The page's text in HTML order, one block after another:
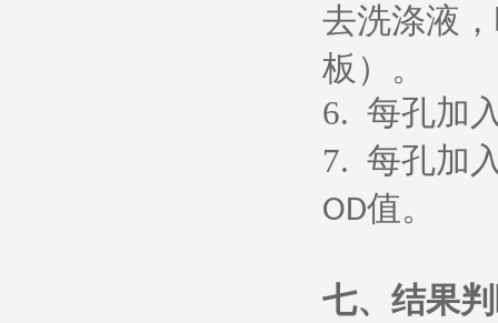
去洗涤液
板）。
6. 每孔加
7. 每孔加
OD值。
七、 结果